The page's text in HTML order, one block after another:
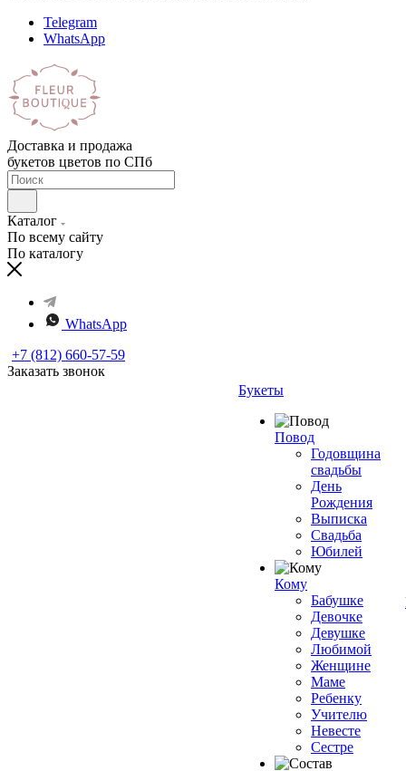
Telegram
WhatsApp
Доставка и продажа
букетов цветов по СПб
Каталог
По всему сайту
По каталогу
WhatsApp
+7 (812) 660-57-59
Заказать звонок
Букеты
Повод
Годовщина
свадьбы
День
Рождения
Выписка
Свадьба
Юбилей
Кому
Бабушке
Девочке
Девушке
Любимой
Женщине
Маме
Ребенку
Учителю
Невесте
Сестре